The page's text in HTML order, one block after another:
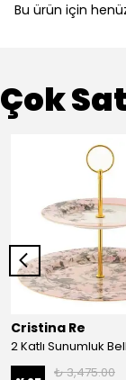
Bu ürün için
Çok
Cristina Re
2 Katlı Sunumluk
₺ 3,475.00